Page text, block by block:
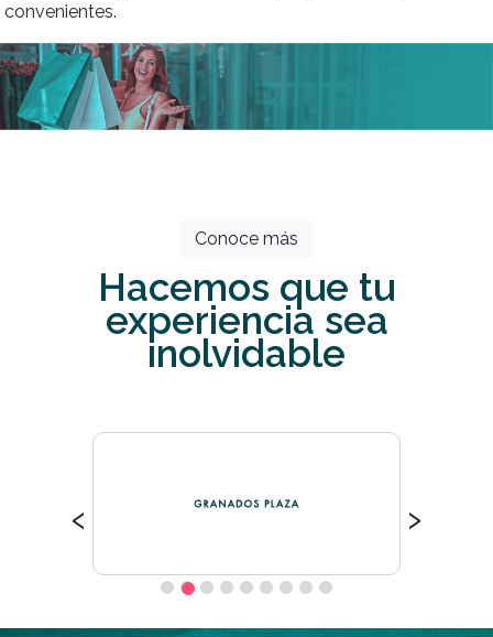
convenientes.
Conoce más
Hacemos que tu
experiencia sea
inolvidable
‹ ›